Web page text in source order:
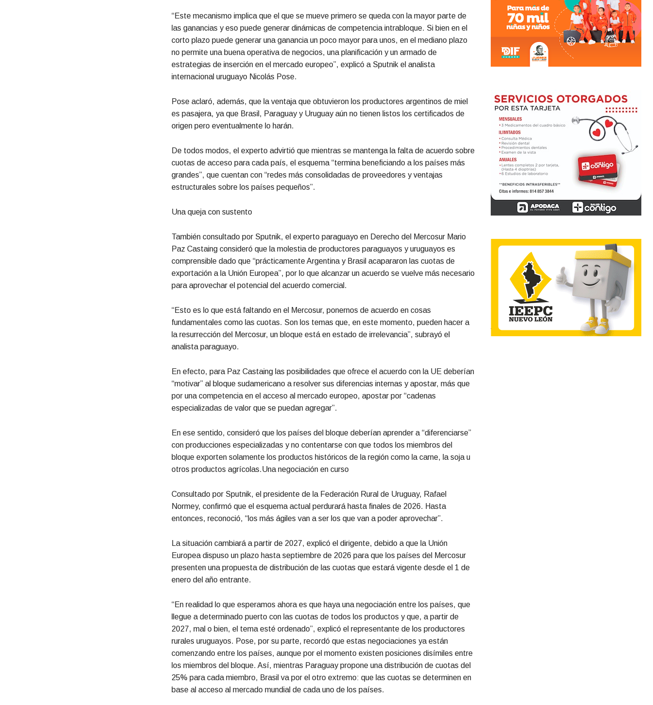
“Este mecanismo implica que el que se mueve primero se queda con la mayor parte de
las ganancias y eso puede generar dinámicas de competencia intrabloque. Si bien en el
corto plazo puede generar una ganancia un poco mayor para unos, en el mediano plazo
no permite una buena operativa de negocios, una planificación y un armado de
estrategias de inserción en el mercado europeo”, explicó a Sputnik el analista
internacional uruguayo Nicolás Pose.
Pose aclaró, además, que la ventaja que obtuvieron los productores argentinos de miel
es pasajera, ya que Brasil, Paraguay y Uruguay aún no tienen listos los certificados de
origen pero eventualmente lo harán.
De todos modos, el experto advirtió que mientras se mantenga la falta de acuerdo sobre
cuotas de acceso para cada país, el esquema “termina beneficiando a los países más
grandes”, que cuentan con “redes más consolidadas de proveedores y ventajas
estructurales sobre los países pequeños”.
Una queja con sustento
También consultado por Sputnik, el experto paraguayo en Derecho del Mercosur Mario
Paz Castaing consideró que la molestia de productores paraguayos y uruguayos es
comprensible dado que “prácticamente Argentina y Brasil acapararon las cuotas de
exportación a la Unión Europea”, por lo que alcanzar un acuerdo se vuelve más necesario
para aprovechar el potencial del acuerdo comercial.
“Esto es lo que está faltando en el Mercosur, ponernos de acuerdo en cosas
fundamentales como las cuotas. Son los temas que, en este momento, pueden hacer a
la resurrección del Mercosur, un bloque está en estado de irrelevancia”, subrayó el
analista paraguayo.
En efecto, para Paz Castaing las posibilidades que ofrece el acuerdo con la UE deberían
“motivar” al bloque sudamericano a resolver sus diferencias internas y apostar, más que
por una competencia en el acceso al mercado europeo, apostar por “cadenas
especializadas de valor que se puedan agregar”.
En ese sentido, consideró que los países del bloque deberían aprender a “diferenciarse”
con producciones especializadas y no contentarse con que todos los miembros del
bloque exporten solamente los productos históricos de la región como la carne, la soja u
otros productos agrícolas.Una negociación en curso
Consultado por Sputnik, el presidente de la Federación Rural de Uruguay, Rafael
Normey, confirmó que el esquema actual perdurará hasta finales de 2026. Hasta
entonces, reconoció, “los más ágiles van a ser los que van a poder aprovechar”.
La situación cambiará a partir de 2027, explicó el dirigente, debido a que la Unión
Europea dispuso un plazo hasta septiembre de 2026 para que los países del Mercosur
presenten una propuesta de distribución de las cuotas que estará vigente desde el 1 de
enero del año entrante.
“En realidad lo que esperamos ahora es que haya una negociación entre los países, que
llegue a determinado puerto con las cuotas de todos los productos y que, a partir de
2027, mal o bien, el tema esté ordenado”, explicó el representante de los productores
rurales uruguayos. Pose, por su parte, recordó que estas negociaciones ya están
comenzando entre los países, aunque por el momento existen posiciones disímiles entre
los miembros del bloque. Así, mientras Paraguay propone una distribución de cuotas del
25% para cada miembro, Brasil va por el otro extremo: que las cuotas se determinen en
base al acceso al mercado mundial de cada uno de los países.